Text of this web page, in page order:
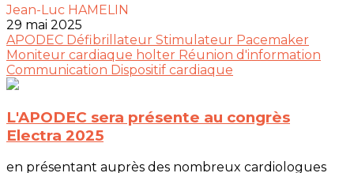
Jean-Luc HAMELIN
29 mai 2025
APODEC Défibrillateur Stimulateur Pacemaker
Moniteur cardiaque holter Réunion d'information
Communication Dispositif cardiaque
L'APODEC sera présente au congrès
Electra 2025
en présentant auprès des nombreux cardiologues